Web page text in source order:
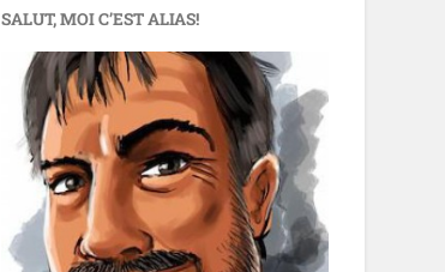
SALUT, MOI C’EST ALIAS!